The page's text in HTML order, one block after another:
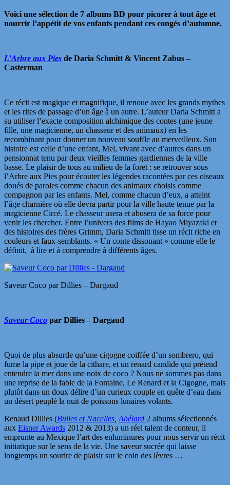
Voici une sélection de 7 albums BD pour picorer à tout âge et
nourrir l’appétit de vos enfants pendant ces congés d’automne.
L’Arbre aux Pies de Daria Schmitt & Vincent Zabus –
Casterman
Ce récit est magique et magnifique, il renoue avec les grands mythes
et les rites de passage d’un âge à un autre. L’auteur Daria Schmitt a
su utiliser l’exacte composition alchimique des contes (une jeune
fille, une magicienne, un chasseur et des animaux) en les
recombinant pour donner un nouveau souffle au merveilleux. Son
histoire est celle d’une enfant, Mel, vivant avec d’autres dans un
pensionnat tenu par deux vieilles femmes gardiennes de la ville
basse. Le plaisir de tous au milieu de la foret : se retrouver sous
l’Arbre aux Pies pour écouter les légendes racontées par ces oiseaux
doués de paroles comme chacun des animaux choisis comme
compagnon par les enfants. Mel, comme chacun d’eux, a atteint
l’âge charnière où elle devra partir pour la ville haute tenue par la
magicienne Circé. Le chasseur usera et abusera de sa force pour
venir les chercher. Entre l’univers des films de Hayao Miyazaki et
des histoires des frères Grimm, Daria Schmitt tisse un récit riche en
couleurs et faux-semblants. « Un conte dissonant » comme elle le
définit, à lire et à comprendre à différents âges.
Saveur Coco par Dillies – Dargaud
Saveur Coco par Dillies – Dargaud
Quoi de plus absurde qu’une cigogne coiffée d’un sombrero, qui
fume la pipe et joue de la cithare, et un renard candide qui prétend
entendre la mer dans une noix de coco ? Nous ne sommes pas dans
une reprise de la fable de la Fontaine, Le Renard et la Cigogne, mais
plutôt dans un doux délire d’un curieux couple en quête d’eau dans
un désert peuplé la nuit de poissons lunaires volants.
Renaud Dillies (Bulles et Nacelles Abélard 2 albums sélectionnés
aux Eisner Awards 2012 & 2013) a un réel talent de conteur, il
emprunte au Mexique l’art des enluminures pour nous servir un récit
initiatique sur le sens de la vie. Une saveur sucrée qui laisse
longtemps un sourire de plaisir sur le coin des lèvres …